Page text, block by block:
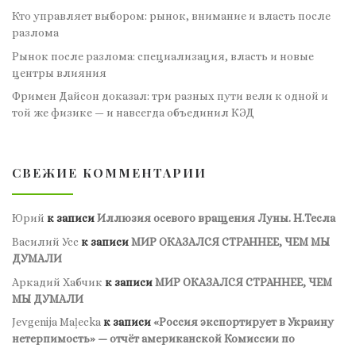
Кто управляет выбором: рынок, внимание и власть после
разлома
Рынок после разлома: специализация, власть и новые
центры влияния
Фримен Дайсон доказал: три разных пути вели к одной и
той же физике — и навсегда объединил КЭД
СВЕЖИЕ КОММЕНТАРИИ
Юрий к записиИллюзия осевого вращения Луны. Н.Тесла
Василий Усс к записиМИР ОКАЗАЛСЯ СТРАННЕЕ, ЧЕМ МЫ
ДУМАЛИ
Аркадий Хабчик к записиМИР ОКАЗАЛСЯ СТРАННЕЕ, ЧЕМ
МЫ ДУМАЛИ
Jevgenija Maļeckaк записи«Россия экспортирует в Украину
нетерпимость» — отчёт американской Комиссии по